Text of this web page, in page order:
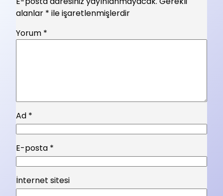
alanlar * ile işaretlenmişlerdir
Yorum *
Ad *
E-posta *
İnternet sitesi